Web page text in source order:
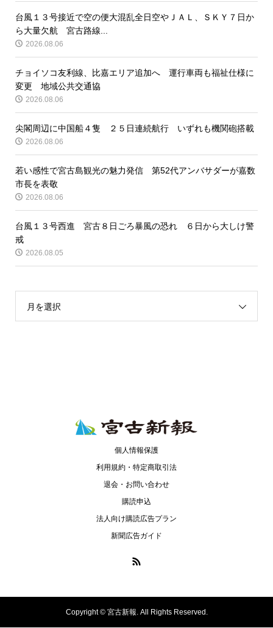
台風１３号接近で空の便大混乱全日空やＪＡＬ、ＳＫＹ７日か
ら大量欠航 宮古路線...
2026.08.06
チョイソコ友利線、比嘉エリア追加へ 運行車両も福祉仕様に
変更 地域公共交通協
2026.08.06
尖閣周辺に中国船４隻 ２５日連続航行 いずれも機関砲搭載
2026.08.06
若い感性で宮古島観光の魅力発信 第52代アンバサダーが嘉数
市長を表敬
2026.08.06
台風１３号西進 宮古８日ごろ暴風の恐れ ６日から大しけ警
戒
2026.08.05
月を選択
個人情報保護
利用規約・特定商取引法
退会・お問い合わせ
購読申込
法人向け購読広告プラン
新聞広告ガイド
Copyright ©宮古新報. All Rights Reserved.